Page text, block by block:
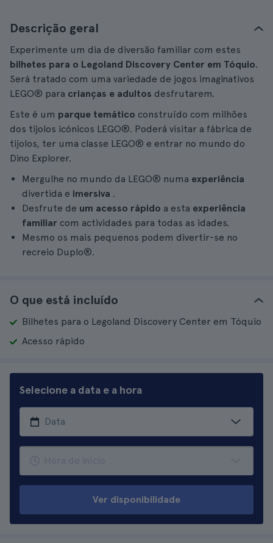
Descrição geral
Experimente um dia de diversão familiar com estes
bilhetes para o Legoland Discovery Center em Tóquio.
Será tratado com uma variedade de jogos imaginativos
LEGO® para crianças e adultos desfrutarem.
Este é um parque temático construído com milhões
dos tijolos icónicos LEGO®. Poderá visitar a fábrica de
tijolos, ter uma classe LEGO® e entrar no mundo do
Dino Explorer.
Mergulhe no mundo da LEGO® numa experiência
divertida e imersiva .
Desfrute de um acesso rápido a esta experiência
familiar com actividades para todas as idades.
Mesmo os mais pequenos podem divertir-se no
recreio Duplo®.
O que está incluído
Bilhetes para o Legoland Discovery Center em Tóquio
Acesso rápido
Selecione a data e a hora
Ver disponibilidade